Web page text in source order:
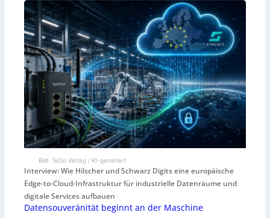
Bild: TeDo Verlag / KI-generiert
Interview: Wie Hilscher und Schwarz Digits eine europäische
Edge-to-Cloud-Infrastruktur für industrielle Datenräume und
digitale Services aufbauen
Datensouveränität beginnt an der Maschine